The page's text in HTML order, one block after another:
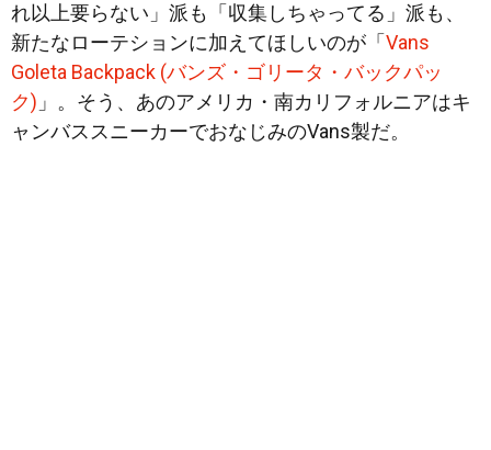
れ以上要らない」派も「収集しちゃってる」派も、
新たなローテションに加えてほしいのが「 Vans
Goleta Backpack (バンズ・ゴリータ・バックパッ
ク) 」。そう、あのアメリカ・南カリフォルニアはキ
ャンバススニーカーでおなじみのVans製だ。